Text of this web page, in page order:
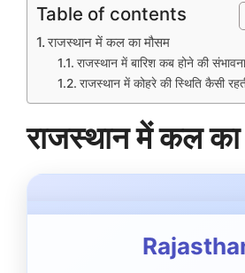
Table of contents
राजस्थान में कल का मौसम
राजस्थान में बारिश कब होने की
राजस्थान में कोहरे की स्थिति कैसी
राजस्थान में कल का